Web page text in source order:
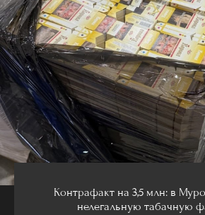
Контрафакт на 3,5 млн: в
нелегальную табачную